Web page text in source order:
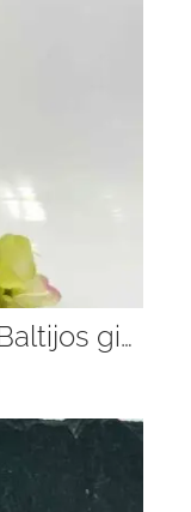
Auskarai iš natūralaus Baltijos gintaro